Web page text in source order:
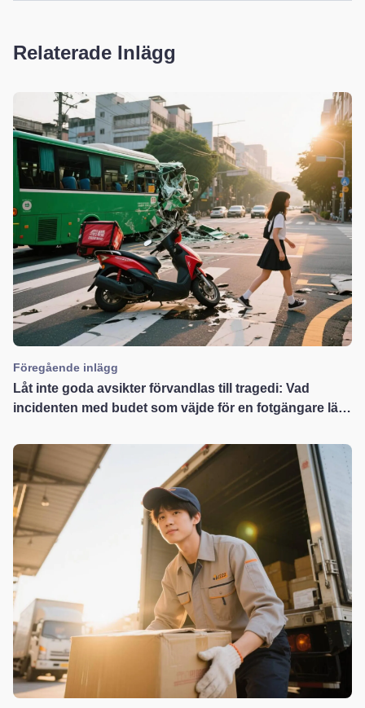
Relaterade Inlägg
Föregående inlägg
Låt inte goda avsikter förvandlas till tragedi: Vad
incidenten med budet som väjde för en fotgängare lär